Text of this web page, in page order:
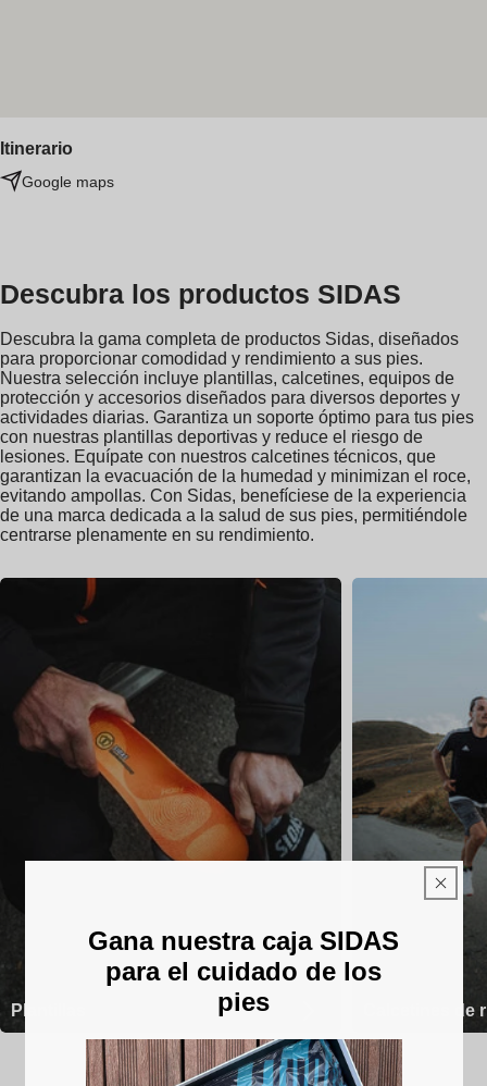
Itinerario
Google maps
Descubra los productos SIDAS
Descubra la gama completa de productos Sidas, diseñados
para proporcionar comodidad y rendimiento a sus pies.
Nuestra selección incluye plantillas, calcetines, equipos de
protección y accesorios diseñados para diversos deportes y
actividades diarias. Garantiza un soporte óptimo para tus pies
con nuestras plantillas deportivas y reduce el riesgo de
lesiones. Equípate con nuestros calcetines técnicos, que
garantizan la evacuación de la humedad y minimizan el roce,
evitando ampollas. Con Sidas, benefíciese de la experiencia
de una marca dedicada a la salud de sus pies, permitiéndole
centrarse plenamente en su rendimiento.
Plantillas Calcetines de
Gana nuestra caja SIDAS
para el cuidado de los
pies